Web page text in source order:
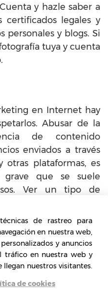
y hazle saber a
certificados legales y
personales y blogs. Si
tuya y cuenta
en Internet hay
Abusar de la
de contenido
enviados a través
plataformas, es
que se suele
Ver un tipo de
una molestia que
tus clientes.
enviado todos los
a tus clientes aún
de forma
de rastreo para
en nuestra web,
y anuncios
tráfico en nuestra web y
nuestros visitantes.
de cookies